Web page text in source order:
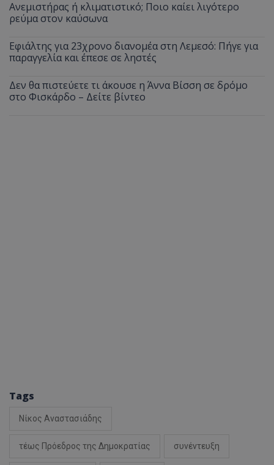
Ανεμιστήρας ή κλιματιστικό; Ποιο καίει λιγότερο
ρεύμα στον καύσωνα
Εφιάλτης για 23χρονο διανομέα στη Λεμεσό: Πήγε για
παραγγελία και έπεσε σε ληστές
Δεν θα πιστεύετε τι άκουσε η Άννα Βίσση σε δρόμο
στο Φισκάρδο – Δείτε βίντεο
Tags
Νίκος Αναστασιάδης
τέως Πρόεδρος της Δημοκρατίας συνέντευξη